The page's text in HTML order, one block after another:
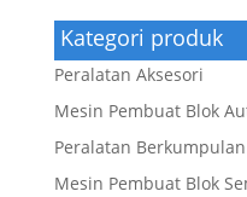
Kategori produk
Peralatan Aksesori
Mesin Pembuat Blok
Peralatan Berkumpulan
Mesin Pembuat Blok